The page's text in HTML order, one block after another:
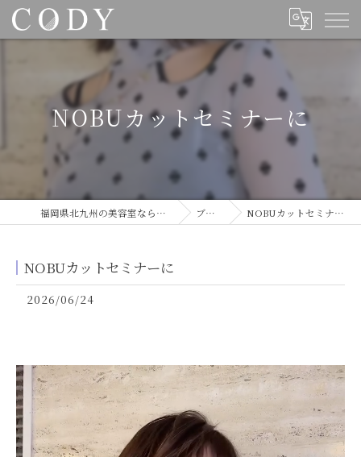
NOBUカットセミナーに
福岡県北九州の美容室ならCODY ブログ NOBUカットセミナーに
NOBUカットセミナーに
2026/06/24